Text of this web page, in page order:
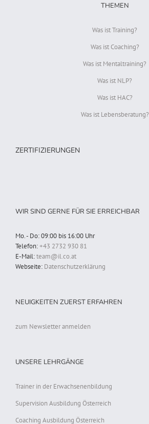
THEMEN
Was ist Training?
Was ist Coaching?
Was ist Mentaltraining?
Was ist NLP?
Was ist HAC?
Was ist Lebensberatung?
ZERTIFIZIERUNGEN
WIR SIND GERNE FÜR SIE ERREICHBAR
Mo. - Do: 09:00 bis 16:00 Uhr
Telefon:+43 2732 930 81
E-Mail:team@il.co.at
Webseite: Datenschutzerklärung
NEUIGKEITEN ZUERST ERFAHREN
zum Newsletter anmelden
UNSERE LEHRGÄNGE
Trainer in der Erwachsenenbildung
Supervision Ausbildung Österreich
Coaching Ausbildung Österreich